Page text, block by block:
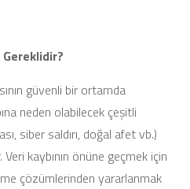
güvenli bir ortamda
neden olabilecek çeşitli
siber saldırı, doğal afet vb.)
kaybının önüne geçmek için
çözümlerinden yararlanmak